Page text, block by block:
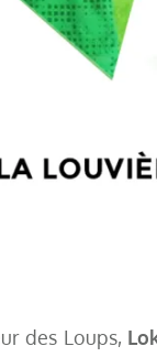
des Loups,